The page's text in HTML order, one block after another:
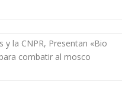
y la CNPR, Presentan «Bio
combatir al mosco